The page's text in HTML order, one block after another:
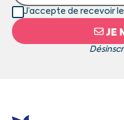
JE
J’accepte de recevoir